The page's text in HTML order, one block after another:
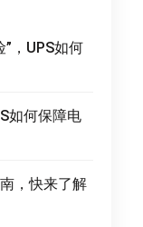
，UPS如何
如何保障电
，快来了解